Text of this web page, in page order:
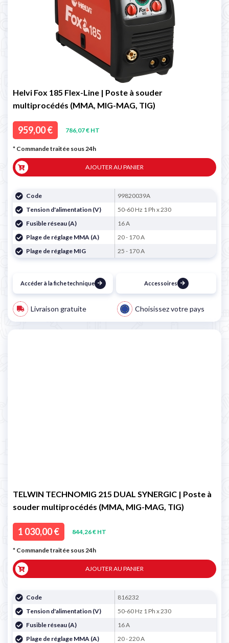
Helvi Fox 185 Flex-Line | Poste à souder
multiprocédés (MMA, MIG-MAG, TIG)
959,00 € 786,07 € HT
* Commande traitée sous 24h
AJOUTER AU PANIER
Code
99820039A
Tension d'alimentation (V)
50-60 Hz 1 Ph x 230
Fusible réseau (A)
16 A
Plage de réglage MMA (A)
20 - 170 A
Plage de réglage MIG
25 - 170 A
Accéder à la fiche technique Accessoires
Livraison gratuite Choisissez votre pays
TELWIN TECHNOMIG 215 DUAL SYNERGIC | Poste à
souder multiprocédés (MMA, MIG-MAG, TIG)
1 030,00 € 844,26 € HT
* Commande traitée sous 24h
AJOUTER AU PANIER
Code
816232
Tension d'alimentation (V)
50-60 Hz 1 Ph x 230
Fusible réseau (A)
16 A
Plage de réglage MMA (A)
20 - 220 A